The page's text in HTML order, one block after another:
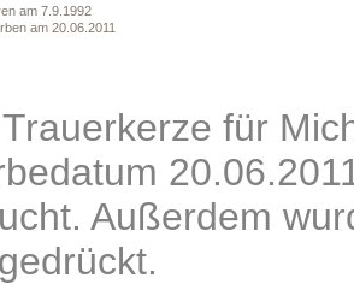
am 7.9.1992
am 20.06.2011
für
Außerdem